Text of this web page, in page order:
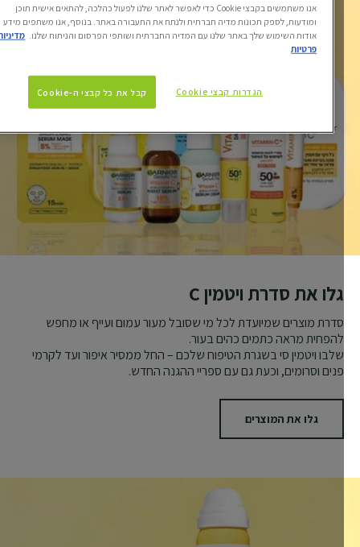
גלו את סדרת ויטמין C
סדרת מוצרים שמיועדת לכל מי שסובל מעור עמום ועייף או מחפש
להפחית מראה כתמים כהים בעור.
שלבו ויטמין סי בשגרת הטיפוח שלכם – החל ממסיר איפור ועד לקרמי
פנים וסרומים, וכעת גם עם ספריי ההגנה החדש.
גלו את המוצרים
אנו משתמשים בקבצי Cookie כדי לאפשר לאתר שלנו לפעול כהלכה, להתאים אישית תוכן
ומודעות, לספק תכונות מדיה חברתית ולנתח את התעבורה באתר. בנוסף, אנו משתפים מידע
אודות השימוש שלך באתר שלנו עם המדיה החברתית ושותפי הפרסום והניתוח שלנו. מדיניות
פרטיות
הגדרות קבצי Cookie קבל את כל קבצי ה-Cookie